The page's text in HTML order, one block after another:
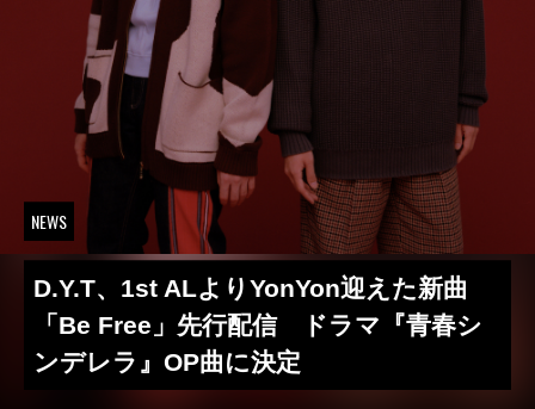
NEWS
D.Y.T、1st ALよりYonYon迎えた新曲
「Be Free」先行配信 ドラマ『青春シ
ンデレラ』OP曲に決定